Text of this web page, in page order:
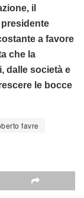
il
a favore
che la
dalle società e
le bocce
favre